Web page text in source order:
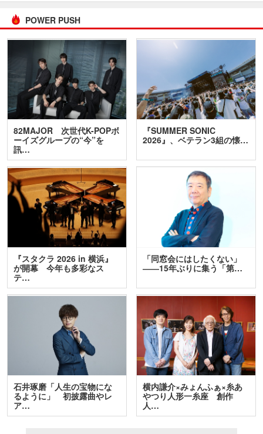
POWER PUSH
82MAJOR 次世代K-POPボ
ーイズグループの“今”を
訊…
『SUMMER SONIC
2026』、ベテラン3組の懐…
『スタクラ 2026 in 横浜』
が開幕 今年も多彩なス
テ…
「同窓会にはしたくない」
――15年ぶりに集う「第…
石井琢磨「人生の宝物にな
るように」 初披露曲やレ
ア…
横内謙介×みょんふぁ×糸あ
やつり人形一糸座 創作
人…